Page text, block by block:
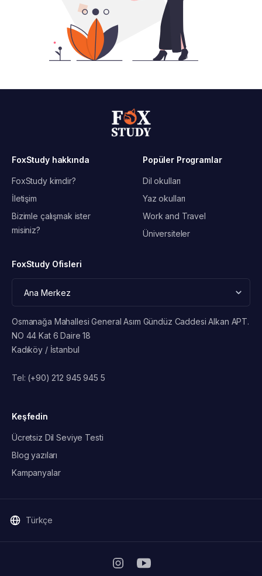
FoxStudy hakkında
FoxStudy kimdir?
İletişim
Bizimle çalışmak ister
misiniz?
Popüler Programlar
Dil okulları
Yaz okulları
Work and Travel
Üniversiteler
FoxStudy Ofisleri
Osmanağa Mahallesi General Asım Gündüz Caddesi Alkan APT.
NO 44 Kat 6 Daire 18
Kadıköy / İstanbul
Tel: (+90) 212 945 945 5
Keşfedin
Ücretsiz Dil Seviye Testi
Blog yazıları
Kampanyalar
Türkçe